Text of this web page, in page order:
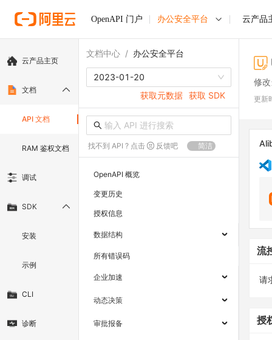
OpenAPI 门户 办公安全平台 云产品
云产品主页
文档
API 文档
RAM 鉴权文档
调试
SDK
安装
示例
CLI
诊断
文档中心 / 办公安全平台
2023-01-20
获取元数据 获取 SDK
找不到 API ? 点击 反馈吧 简洁
OpenAPI 概览
变更历史
授权信息
数据结构
所有错误码
企业加速
动态决策
审批报备
修
更新
流
请
授